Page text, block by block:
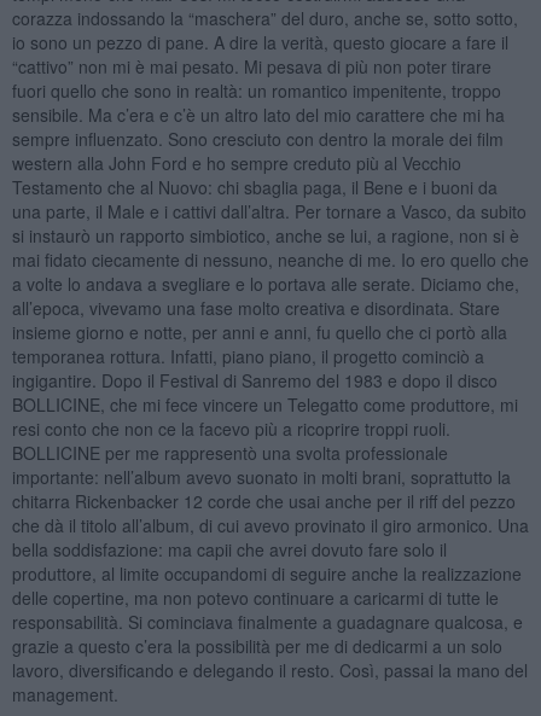
corazza indossando la “maschera” del duro, anche se, sotto sotto,
io sono un pezzo di pane. A dire la verità, questo giocare a fare il
“cattivo” non mi è mai pesato. Mi pesava di più non poter tirare
fuori quello che sono in realtà: un romantico impenitente, troppo
sensibile. Ma c’era e c’è un altro lato del mio carattere che mi ha
sempre influenzato. Sono cresciuto con dentro la morale dei film
western alla John Ford e ho sempre creduto più al Vecchio
Testamento che al Nuovo: chi sbaglia paga, il Bene e i buoni da
una parte, il Male e i cattivi dall’altra. Per tornare a Vasco, da subito
si instaurò un rapporto simbiotico, anche se lui, a ragione, non si è
mai fidato ciecamente di nessuno, neanche di me. Io ero quello che
a volte lo andava a svegliare e lo portava alle serate. Diciamo che,
all’epoca, vivevamo una fase molto creativa e disordinata. Stare
insieme giorno e notte, per anni e anni, fu quello che ci portò alla
temporanea rottura. Infatti, piano piano, il progetto cominciò a
ingigantire. Dopo il Festival di Sanremo del 1983 e dopo il disco
BOLLICINE, che mi fece vincere un Telegatto come produttore, mi
resi conto che non ce la facevo più a ricoprire troppi ruoli.
BOLLICINE per me rappresentò una svolta professionale
importante: nell’album avevo suonato in molti brani, soprattutto la
chitarra Rickenbacker 12 corde che usai anche per il riff del pezzo
che dà il titolo all’album, di cui avevo provinato il giro armonico. Una
bella soddisfazione: ma capii che avrei dovuto fare solo il
produttore, al limite occupandomi di seguire anche la realizzazione
delle copertine, ma non potevo continuare a caricarmi di tutte le
responsabilità. Si cominciava finalmente a guadagnare qualcosa, e
grazie a questo c’era la possibilità per me di dedicarmi a un solo
lavoro, diversificando e delegando il resto. Così, passai la mano del
management.